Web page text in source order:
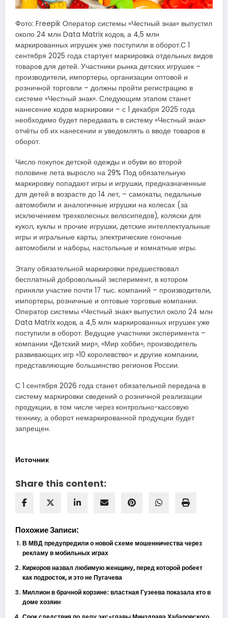
Фото: Freepik Оператор системы «Честный знак» выпустил
около 24 млн Data Matrix кодов, а 4,5 млн
маркированных игрушек уже поступили в оборот.С 1
сентября 2025 года стартует маркировка отдельных видов
товаров для детей. Участники рынка детских игрушек –
производители, импортеры, организации оптовой и
розничной торговли – должны пройти регистрацию в
системе «Честный знак». Следующим этапом станет
нанесение кодов маркировки – с 1 декабря 2025 года
необходимо будет передавать в систему «Честный знак»
отчёты об их нанесении и уведомлять о вводе товаров в
оборот.
Число покупок детской одежды и обуви во второй
половине лета выросло на 29% Под обязательную
маркировку попадают игры и игрушки, предназначенные
для детей в возрасте до 14 лет, – самокаты, педальные
автомобили и аналогичные игрушки на колесах (за
исключением трехколесных велосипедов), коляски для
кукол, куклы и прочие игрушки, детские интеллектуальные
игры и игральные карты, электрические гоночные
автомобили и наборы, настольные и комнатные игры.
Этапу обязательной маркировки предшествовал
бесплатный добровольный эксперимент, в котором
приняли участие почти 17 тыс. компаний – производители,
импортеры, розничные и оптовые торговые компании.
Оператор системы «Честный знак» выпустил около 24 млн
Data Matrix кодов, а 4,5 млн маркированных игрушек уже
поступили в оборот. Ведущие участники эксперимента –
компании «Детский мир», «Мир хобби», производитель
развивающих игр «10 королевство» и другие компании,
представляющие большинство регионов России.
С 1 сентября 2026 года станет обязательной передача в
систему маркировки сведений о розничной реализации
продукции, в том числе через контрольно-кассовую
технику, а оборот немаркированной продукции будет
запрещен.
Источник
Share this content:
Похожие Записи:
В МВД предупредили о новой схеме мошенничества через
рекламу в мобильных играх
Киркоров назвал любимую женщину, перед которой робеет
как подросток, и это не Пугачева
Миллион в брачной корзине: властная Гузеева показала кто в
доме хозяин